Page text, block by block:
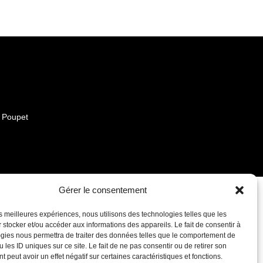
Gérer le consentement
meilleures expériences, nous utilisons des technologies telles que les
stocker et/ou accéder aux informations des appareils. Le fait de consentir à
nous permettra de traiter des données telles que le comportement de
les ID uniques sur ce site. Le fait de ne pas consentir ou de retirer son
peut avoir un effet négatif sur certaines caractéristiques et fonctions.